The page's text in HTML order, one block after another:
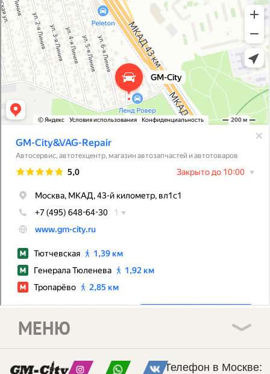
МЕНЮ
Телефон в Москве: